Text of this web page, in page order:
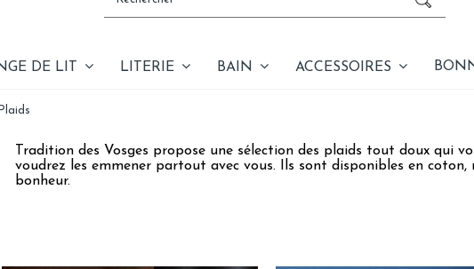
DE LIT LITERIE BAIN ACCESSOIRES
Plaids
Tradition des Vosges propose une sélection des plaids tout doux qui
voudrez les emmener partout avec vous. Ils sont disponibles en
bonheur.